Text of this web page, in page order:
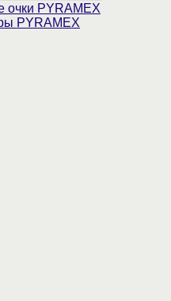
очки PYRAMEX
PYRAMEX